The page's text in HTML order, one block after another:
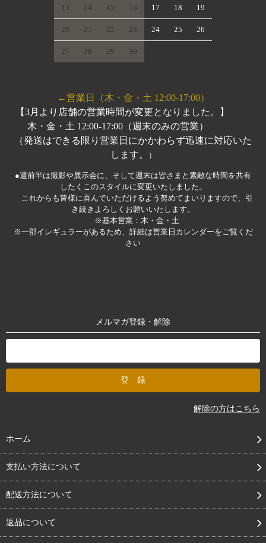
13 14 15 16 17 18 19
20 21 22 23 24 25 26
27 28 29 30
←営業日（木・金・土 12:00-17:00）
【3月より店舗の営業時間が変更となりました。】
木・金・土 12:00-17:00（週末のみの営業）
（発送はできる限り営業日にかかわらず迅速に対応いた
します。
）
●週前半は撮影や展示会に、そして週末は皆さまと素敵な時間を共有
したくこのスタイルに変更いたしました。
これからも皆様に喜んでいただけるよう努めてまいりますので、引
き続きよろしくお願いいたします。
※基本営業：木・金・土
※一部イレギュラーがあるため、詳細は営業日カレンダーをご覧くだ
さい
メルマガ登録・解除
解除の方はこちら
ホーム
支払い方法について
配送方法について
返品について